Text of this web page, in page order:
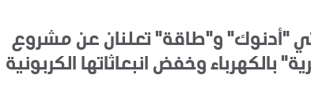
درهم إماراتي "أدنوك" و"طاقة" تعلنان عن مشروع
بالكهرباء وخفض انبعاثاتها الكربونية